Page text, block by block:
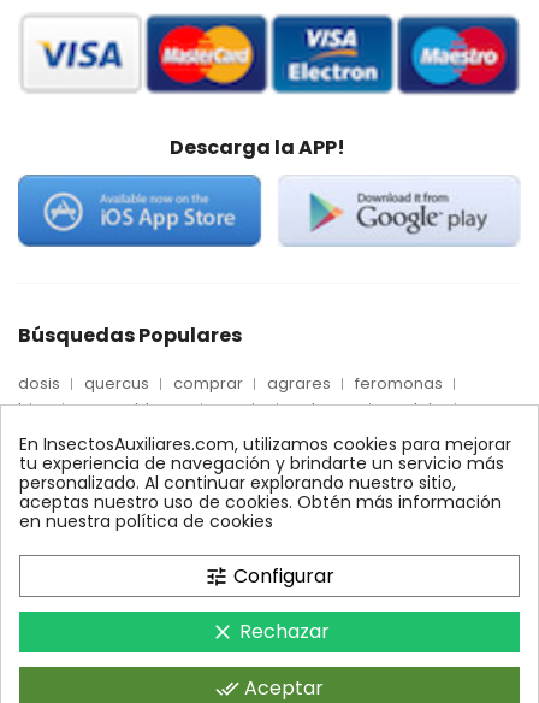
Descarga la APP!
Búsquedas Populares
dosis quercus comprar agrares
feromonas
trips
mosca blanca precio palmera
quelato
Econex
control amblyseius araña roja
max
nido encinas alcornoques
conector
xilemax
foresta monitoreo ynject
fertinyect
bioline
robles conectores
ecologico
control biologico
InsectosAuxiliares.com © 2008 - 2026. Expertos en Agricultura
Ecológica y Control Biológico.Operado por AGRARES IBERIA SL.
En InsectosAuxiliares.com, utilizamos cookies para mejorar
tu experiencia de navegación y brindarte un servicio más
personalizado. Al continuar explorando nuestro sitio,
aceptas nuestro uso de cookies. Obtén más información
en nuestra política de cookies
tune Configurar
clear Rechazar
done_all Aceptar